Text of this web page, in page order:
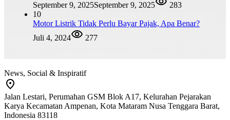
September 9, 2025September 9, 2025
283
10
Motor Listrik Tidak Perlu Bayar Pajak, Apa Benar?
Juli 4, 2024
277
News, Social & Inspiratif
Jalan Lestari, Perumahan GSM Blok A17, Kelurahan Pejarakan
Karya Kecamatan Ampenan, Kota Mataram Nusa Tenggara Barat,
Indonesia 83118